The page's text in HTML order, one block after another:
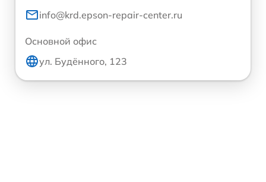
info@krd.epson-repair-center.ru
Основной офис
ул. Будённого, 123